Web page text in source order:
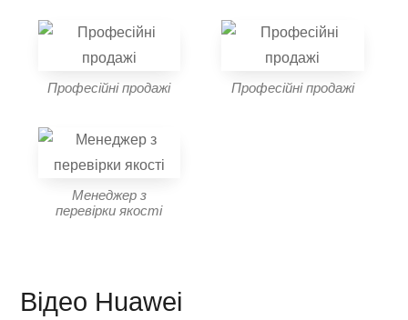
Професійні продажі Професійні продажі
Менеджер з
перевірки якості
Відео Huawei